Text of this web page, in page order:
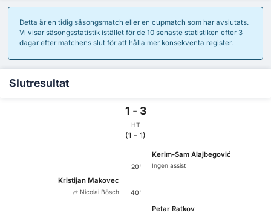
Detta är en tidig säsongsmatch eller en cupmatch som har avslutats.
Vi visar säsongsstatistik istället för de 10 senaste statistiken efter 3
dagar efter matchens slut för att hålla mer konsekventa register.
Slutresultat
1 - 3
HT
(1 - 1)
20'
Kerim-Sam Alajbegović
Ingen assist
Kristijan Makovec
Nicolai Bösch 40'
Petar Ratkov